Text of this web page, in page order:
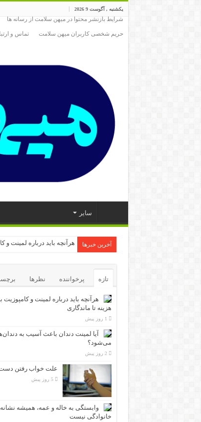
یکشنبه , آگوست 9 2026
شرایط بازنشر محتوا در میهن سلامت از رسانه ها
حریم شخصی کاربران میهن سلامت تماس و
سایر
آخرین خبرها هرآنچه باید درباره لمینت و
تازه پرخواننده نظرها
هرآنچه باید درباره لمینت و کامپوزیت
هزینه تا ماندگاری
1 روز پیش
آیا لمینت دندان باعث آسیب به
می‌شود؟
2 روز پیش
علت خواب رفتن
5 روز پیش
وابستگی به خاله و عمه، همیشه
خانوادگی نیست